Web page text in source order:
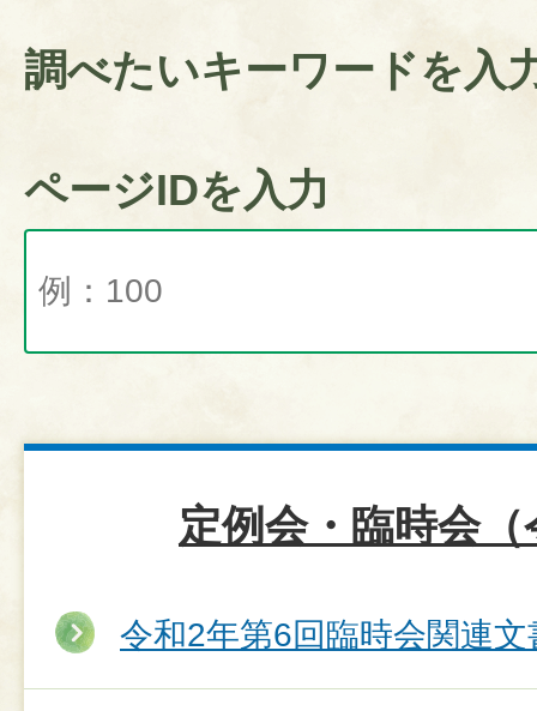
調べたいキーワードを入
ページIDを入力
定例会・臨時会
令和2年第6回臨時会関連文